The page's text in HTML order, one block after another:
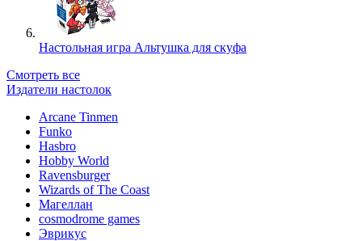
Настольная игра Альтушка для скуфа
Смотреть все
Издатели настолок
Arcane Tinmen
Funko
Hasbro
Hobby World
Ravensburger
Wizards of The Coast
Магеллан
сosmodrome games
Эврикус